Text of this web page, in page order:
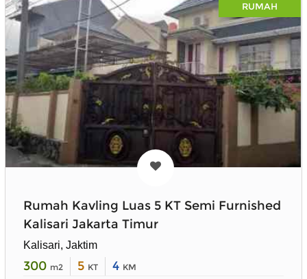
RUMAH
Rumah Kavling Luas 5 KT Semi Furnished
Kalisari Jakarta Timur
Kalisari, Jaktim
300 m2 5 KT 4 KM